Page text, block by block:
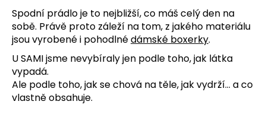
Spodní prádlo je to nejbližší, co máš celý den na
sobě. Právě proto záleží na tom, z jakého materiálu
jsou vyrobené i pohodlnédámské boxerky.
U SAMI jsme nevybíraly jen podle toho, jak látka
vypadá.
Ale podle toho, jak se chová na těle, jak vydrží… a co
vlastně obsahuje.
j
e
t
e
n
a
j